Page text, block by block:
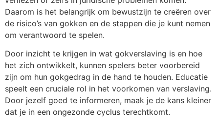
Daarom is het belangrijk om bewustzijn te creëren over
de risico’s van gokken en de stappen die je kunt nemen
om verantwoord te spelen.
Door inzicht te krijgen in wat gokverslaving is en hoe
het zich ontwikkelt, kunnen spelers beter voorbereid
zijn om hun gokgedrag in de hand te houden. Educatie
speelt een cruciale rol in het voorkomen van verslaving.
Door jezelf goed te informeren, maak je de kans kleiner
dat je in een ongezonde cyclus terechtkomt.